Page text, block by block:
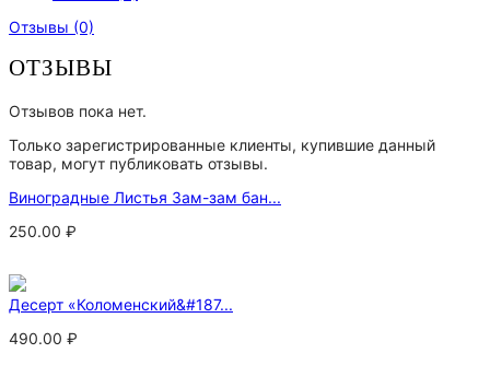
Отзывы (0)
ОТЗЫВЫ
Отзывов пока нет.
Только зарегистрированные клиенты, купившие данный
товар, могут публиковать отзывы.
Виноградные Листья Зам-зам бан...
250.00 ₽
Десерт «Коломенский&#187...
490.00 ₽